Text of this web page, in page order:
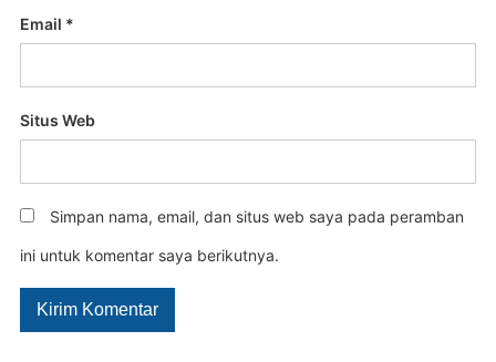
Email *
Situs Web
Simpan nama, email, dan situs web saya pada peramban
ini untuk komentar saya berikutnya.